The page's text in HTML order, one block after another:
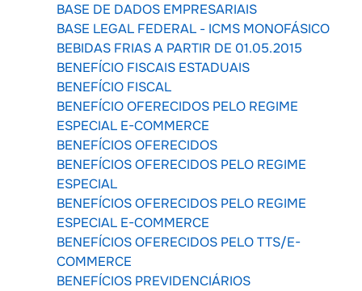
BASE DE DADOS EMPRESARIAIS
BASE LEGAL FEDERAL - ICMS MONOFÁSICO
BEBIDAS FRIAS A PARTIR DE 01.05.2015
BENEFÍCIO FISCAIS ESTADUAIS
BENEFÍCIO FISCAL
BENEFÍCIO OFERECIDOS PELO REGIME
ESPECIAL E-COMMERCE
BENEFÍCIOS OFERECIDOS
BENEFÍCIOS OFERECIDOS PELO REGIME
ESPECIAL
BENEFÍCIOS OFERECIDOS PELO REGIME
ESPECIAL E-COMMERCE
BENEFÍCIOS OFERECIDOS PELO TTS/E-
COMMERCE
BENEFÍCIOS PREVIDENCIÁRIOS